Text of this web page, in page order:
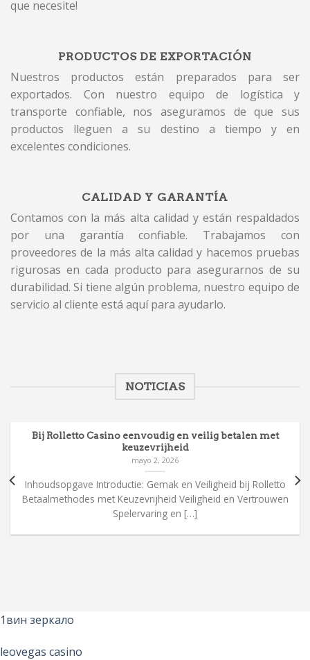
que necesite!
PRODUCTOS DE EXPORTACIÓN
Nuestros productos están preparados para ser
exportados. Con nuestro equipo de logística y
transporte confiable, nos aseguramos de que sus
productos lleguen a su destino a tiempo y en
excelentes condiciones.
CALIDAD Y GARANTÍA
Contamos con la más alta calidad y están respaldados
por una garantía confiable. Trabajamos con
proveedores de la más alta calidad y hacemos pruebas
rigurosas en cada producto para asegurarnos de su
durabilidad. Si tiene algún problema, nuestro equipo de
servicio al cliente está aquí para ayudarlo.
NOTICIAS
Bij Rolletto Casino eenvoudig en veilig betalen met
keuzevrijheid
mayo 2, 2026
Inhoudsopgave Introductie: Gemak en Veiligheid bij Rolletto
Betaalmethodes met Keuzevrijheid Veiligheid en Vertrouwen
Spelervaring en […]
1вин зеркало
leovegas casino